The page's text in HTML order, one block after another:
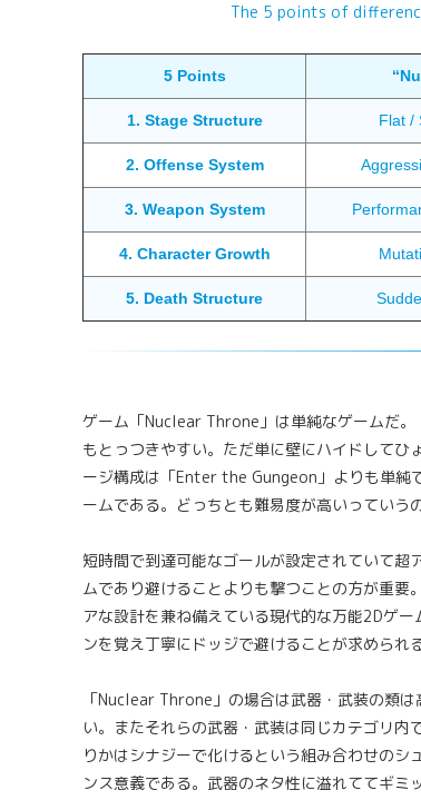
The 5 points of
5 Points
1. Stage Structure Flat /
2. Offense System
3. Weapon System
4. Character Growth
5. Death Structure
ゲーム「Nuclear Throne」は単純なゲームだ
もとっつきやすい。ただ単に壁にハイドして
ージ構成は「Enter the Gungeon」よりも単純
ームである。どっちとも難易度が高いっていう
短時間で到達可能なゴールが設定されていて
ムであり避けることよりも撃つことの方が重
アな設計を兼ね備えている現代的な万能2Dゲ
ンを覚え丁寧にドッジで避けることが求められ
「Nuclear Throne」の場合は武器・武装の類
い。またそれらの武器・武装は同じカテゴリ
りかはシナジーで化けるという組み合わせの
ンス意義である。武器のネタ性に溢れててギミ